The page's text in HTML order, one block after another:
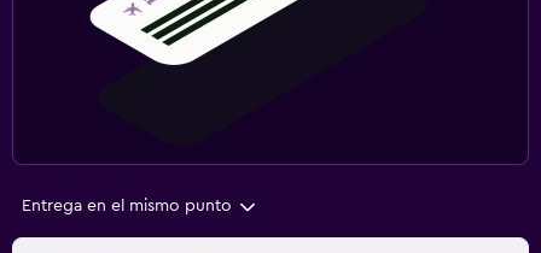
Entrega en el mismo punto